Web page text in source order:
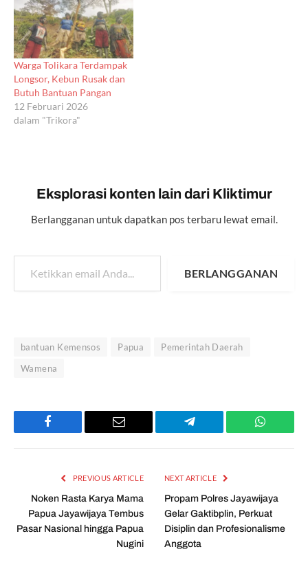
Warga Tolikara Terdampak
Longsor, Kebun Rusak dan
Butuh Bantuan Pangan
12 Februari 2026
dalam "Trikora"
Eksplorasi konten lain dari Kliktimur
Berlangganan untuk dapatkan pos terbaru lewat email.
Ketikkan email Anda...
BERLANGGANAN
bantuan Kemensos Papua
Pemerintah Daerah
Wamena
Facebook Email Telegram
PREVIOUS ARTICLE
Noken Rasta Karya Mama
Papua Jayawijaya Tembus
Pasar Nasional hingga Papua
Nugini
NEXT ARTICLE
Propam Polres Jayawijaya
Gelar Gaktibplin, Perkuat
Disiplin dan Profesionalisme
Anggota